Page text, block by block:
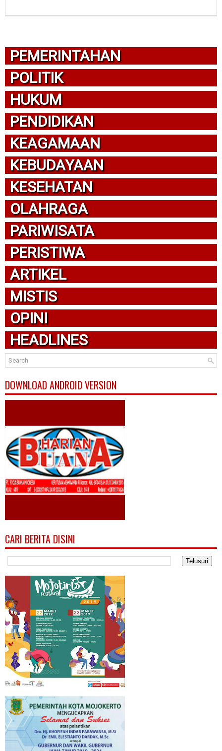
PEMERINTAHAN
POLITIK
HUKUM
PENDIDIKAN
KEAGAMAAN
KEBUDAYAAN
KESEHATAN
OLAHRAGA
PARIWISATA
PERISTIWA
ARTIKEL
MISTIS
OPINI
HEADLINES
DOWNLOAD ANDROID VERSION
CARI BERITA DISINI